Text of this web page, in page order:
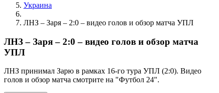
Украина
ЛНЗ – Заря – 2:0 – видео голов и обзор матча УПЛ
ЛНЗ – Заря – 2:0 – видео голов и обзор матча
УПЛ
ЛНЗ принимал Зарю в рамках 16-го тура УПЛ (2:0). Видео
голов и обзор матча смотрите на "Футбол 24".